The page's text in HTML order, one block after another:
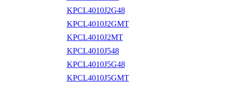
KPCL4010J2G48
KPCL4010J2GMT
KPCL4010J2MT
KPCL4010J548
KPCL4010J5G48
KPCL4010J5GMT